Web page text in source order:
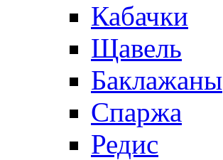
Кабачки
Щавель
Баклажаны
Спаржа
Редис